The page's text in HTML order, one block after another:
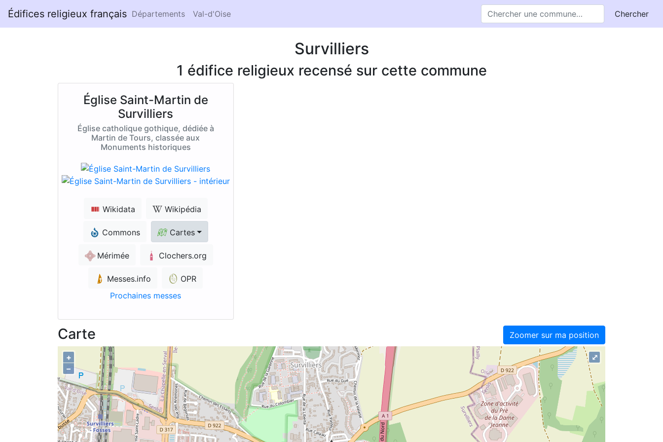
Édifices religieux français Départements Val-d'Oise Chercher
Survilliers
1 édifice religieux recensé sur cette commune
Église Saint-Martin de
Survilliers
Église catholique gothique, dédiée à
Martin de Tours, classée aux
Monuments historiques
Wikidata Wikipédia
Commons Cartes
Mérimée Clochers.org
Messes.info
OPR
Prochaines messes
Zoomer sur ma position
Carte
+
–
⤢